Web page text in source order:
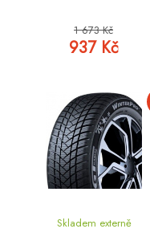
1 673 Kč
937 Kč
Skladem externě